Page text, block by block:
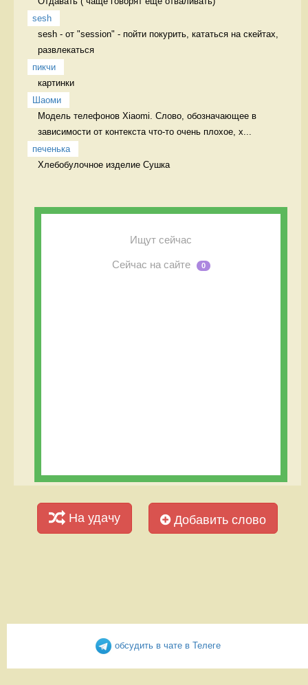
sesh
sesh - от "session" - пойти покурить, кататься на скейтах,
развлекаться
пикчи
картинки
Шаоми
Модель телефонов Xiaomi. Слово, обозначающее в
зависимости от контекста что-то очень плохое, х...
печенька
Хлебобулочное изделие Сушка
Ищут сейчас
Сейчас на сайте 0
На удачу Добавить слово
обсудить в чате в Телеге